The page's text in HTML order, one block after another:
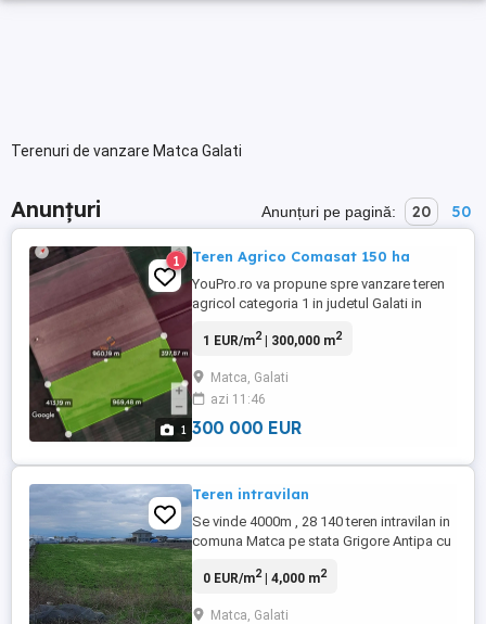
Terenuri de vanzare Matca Galati
Anunțuri Anunțuri pe pagină: 20 50
1
1 Teren Agrico Comasat 150 ha
YouPro.ro va propune spre vanzare teren
agricol categoria 1 in judetul Galati in
la minim 30-50 ha comasat 100% sau la
euro ha. Detalii la telefon 0730.128.288
1 EUR/m2| 300,000 m2
Matca, Galati
azi 11:46
300 000 EUR
Teren intravilan
Se vinde 4000m , 28 140 teren intravilan in
comuna Matca pe stata Grigore Antipa cu
de piață de legume . Prețul este de 15 Euro
0 EUR/m2| 4,000 m2
Matca, Galati